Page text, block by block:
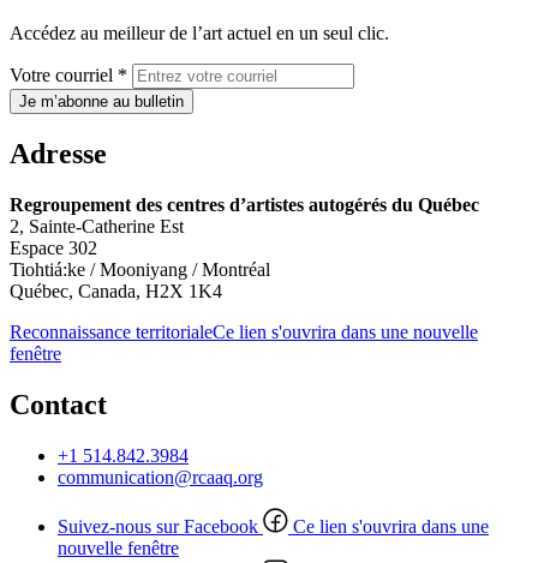
Accédez au meilleur de l’art actuel en un seul clic.
Votre courriel *
Je m’abonne au bulletin
Adresse
Regroupement des centres d’artistes autogérés du Québec
2, Sainte-Catherine Est
Espace 302
Tiohtiá:ke / Mooniyang / Montréal
Québec, Canada, H2X 1K4
Reconnaissance territorialeCe lien s'ouvrira dans une nouvelle
fenêtre
Contact
+1 514.842.3984
communication@rcaaq.org
Suivez-nous sur Facebook
Ce lien s'ouvrira dans une
nouvelle fenêtre